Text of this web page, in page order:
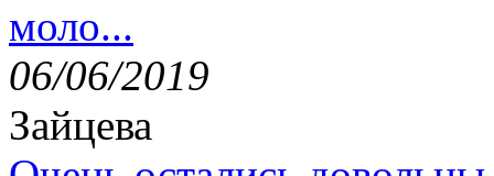
моло...
06/06/2019
Зайцева